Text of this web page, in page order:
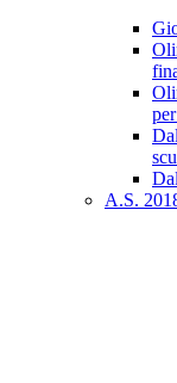
A.S.